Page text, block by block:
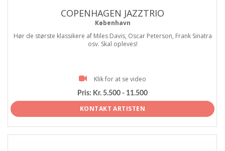
COPENHAGEN JAZZTRIO
København
Hør de største klassikere af Miles Davis, Oscar Peterson, Frank Sinatra
osv. Skal opleves!
Klik for at se video
Pris: Kr. 5.500 - 11.500
KONTAKT ARTISTEN